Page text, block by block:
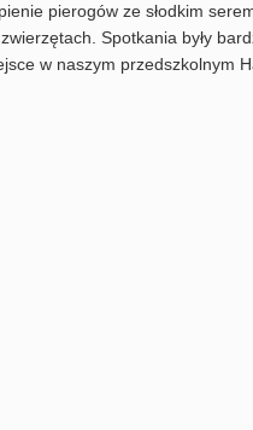
STYCZEŃ
pierogów ze słodkim
Spotkania były
w naszym przedszkolnym